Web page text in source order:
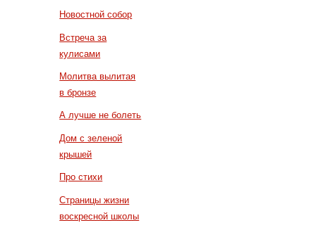
Новостной собор
Встреча за
кулисами
Молитва вылитая
в бронзе
А лучше не болеть
Дом с зеленой
крышей
Про стихи
Страницы жизни
воскресной школы